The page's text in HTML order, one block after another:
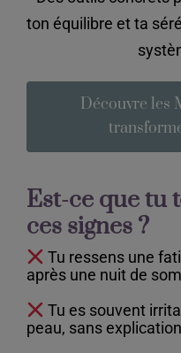
QUI SUIS-JE?
ton équilibre et ta
Découvre les
Est-ce que tu
ces signes ?
Tu ressens une
après une nuit de
Tu es souvent
peau, sans